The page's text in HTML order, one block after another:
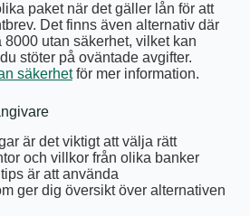
paket när det gäller lån för att
Det finns även alternativ där
utan säkerhet, vilket kan
stöter på oväntade avgifter.
säkerhetför mer information.
är det viktigt att välja rätt
och villkor från olika banker
är att använda
ger dig översikt över alternativen